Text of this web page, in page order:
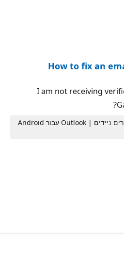
How to fix an
I am not receiving
Outlook | Outlook למכשירים ניידים | Outlook עבור Android